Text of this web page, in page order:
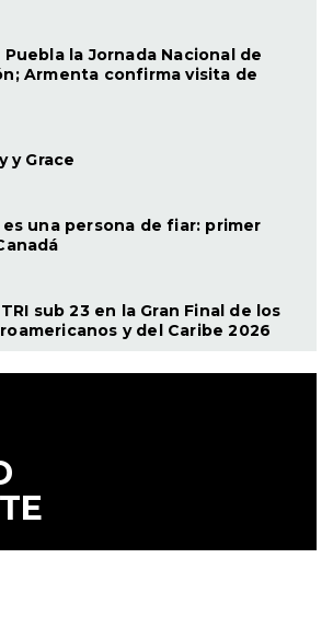
la Jornada Nacional de
Armenta confirma visita de
y Grace
una persona de fiar: primer
sub 23 en la Gran Final de los
y del Caribe 2026